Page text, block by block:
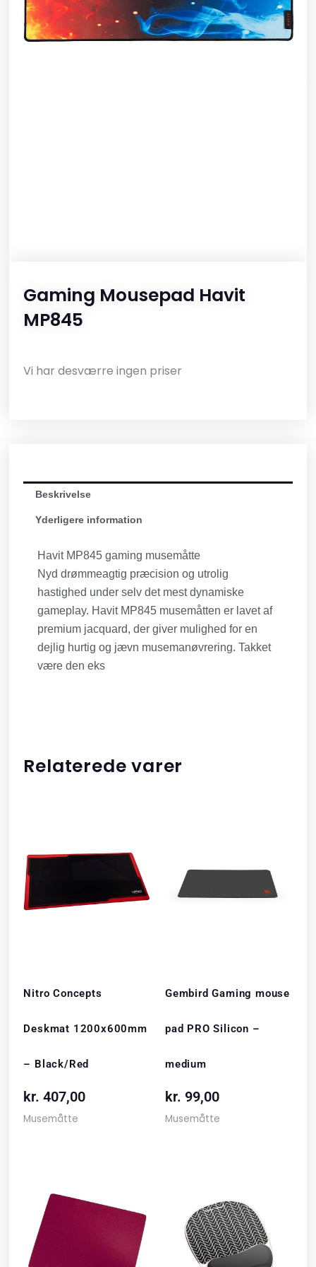
Gaming Mousepad Havit
MP845
Vi har desværre ingen priser
Beskrivelse
Yderligere information
Havit MP845 gaming musemåtte
Nyd drømmeagtig præcision og utrolig
hastighed under selv det mest dynamiske
gameplay. Havit MP845 musemåtten er lavet af
premium jacquard, der giver mulighed for en
dejlig hurtig og jævn musemanøvrering. Takket
være den eks
Relaterede varer
Nitro Concepts
Deskmat 1200x600mm
– Black/Red
kr. 407,00
Musemåtte
Gembird Gaming mouse
pad PRO Silicon –
medium
kr. 99,00
Musemåtte